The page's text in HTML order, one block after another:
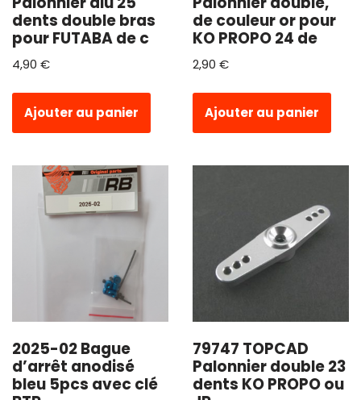
dents double bras
pour FUTABA de c
4,90 €
Ajouter au panier
de couleur or pour
KO PROPO 24 de
2,90 €
Ajouter au panier
2025-02 Bague
d’arrêt anodisé
bleu 5pcs avec clé
79747 TOPCAD
Palonnier double 23
dents KO PROPO ou